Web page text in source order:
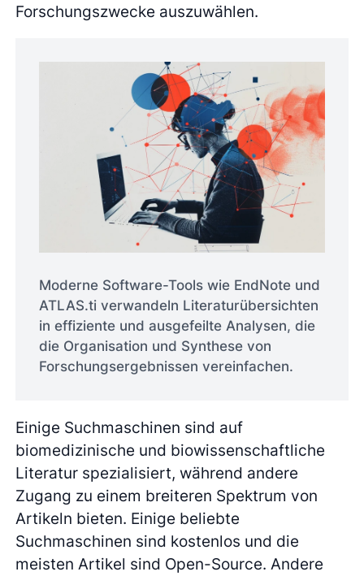
Forschungszwecke auszuwählen.
Moderne Software-Tools wie EndNote und
ATLAS.ti verwandeln Literaturübersichten
in effiziente und ausgefeilte Analysen, die
die Organisation und Synthese von
Forschungsergebnissen vereinfachen.
Einige Suchmaschinen sind auf
biomedizinische und biowissenschaftliche
Literatur spezialisiert, während andere
Zugang zu einem breiteren Spektrum von
Artikeln bieten. Einige beliebte
Suchmaschinen sind kostenlos und die
meisten Artikel sind Open-Source. Andere